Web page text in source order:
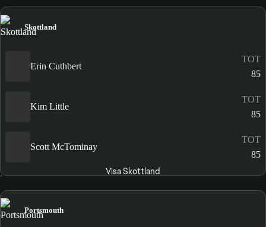
Skottland
Erin Cuthbert
TOT
85
Kim Little
TOT
85
Scott McTominay
TOT
85
Visa Skottland
Portsmouth